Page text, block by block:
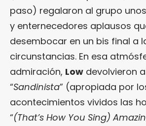
paso) regalaron al grupo
y enternecedores aplausos
desembocar en un bis final a
circunstancias. En esa
admiración, Low devolvieron
“Sandinista” (apropiada por
acontecimientos vividos las
“(That’s How You Sing)